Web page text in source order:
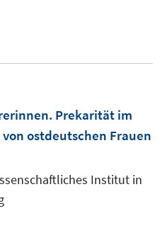
Prekarität im
ostdeutschen Frauen
Institut in